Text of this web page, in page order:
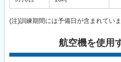
(注)訓練期間には予備日が含まれていま
航空機を使用